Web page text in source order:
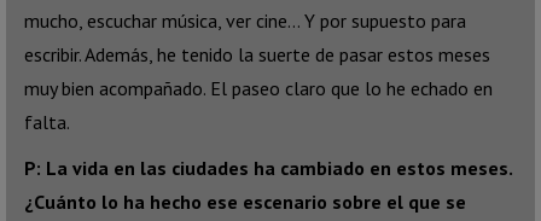
mucho, escuchar música, ver cine… Y por supuesto para
escribir. Además, he tenido la suerte de pasar estos meses
muy bien acompañado. El paseo claro que lo he echado en
falta.
P: La vida en las ciudades ha cambiado en estos meses.
¿Cuánto lo ha hecho ese escenario sobre el que se